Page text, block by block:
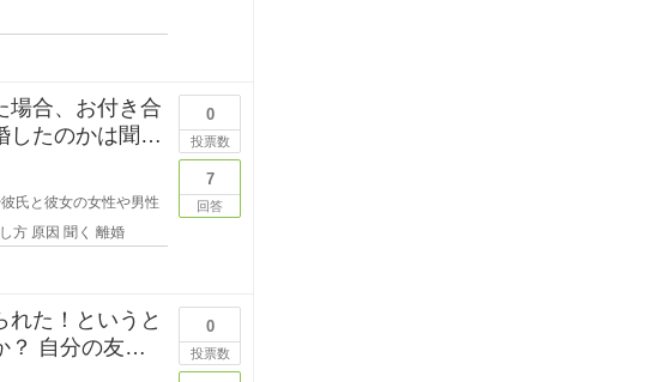
場合、お付き合
したのかは聞き
氏と彼女の女性や男性
方 原因 聞く 離婚
0
投票数
7
回答
れた！というと
達
0
投票数